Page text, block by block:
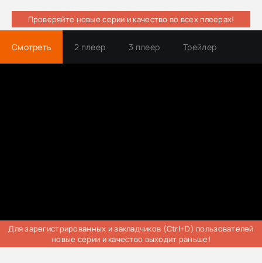
Проверяйте новые серии и качество во всех плеерах!
Смотреть 2 плеер 3 плеер Трейлер
Для зарегистрированных и закладчиков (Ctrl+D) пользователей
новые серии и качество выходит раньше!